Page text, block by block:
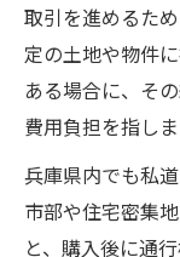
取引を進めるた
定の土地や物件
ある場合に、そ
費用負担を指しま
兵庫県内でも私
市部や住宅密集
と、購入後に通